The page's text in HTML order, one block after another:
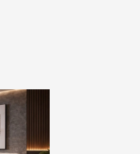
ден.